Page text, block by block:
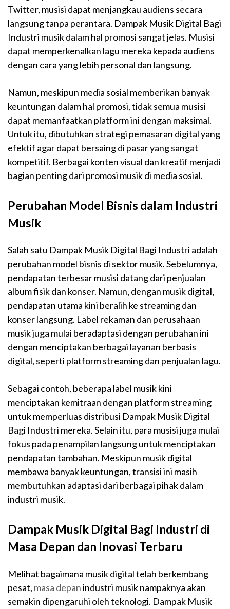
Twitter, musisi dapat menjangkau audiens secara
langsung tanpa perantara. Dampak Musik Digital Bagi
Industri musik dalam hal promosi sangat jelas. Musisi
dapat memperkenalkan lagu mereka kepada audiens
dengan cara yang lebih personal dan langsung.
Namun, meskipun media sosial memberikan banyak
keuntungan dalam hal promosi, tidak semua musisi
dapat memanfaatkan platform ini dengan maksimal.
Untuk itu, dibutuhkan strategi pemasaran digital yang
efektif agar dapat bersaing di pasar yang sangat
kompetitif. Berbagai konten visual dan kreatif menjadi
bagian penting dari promosi musik di media sosial.
Perubahan Model Bisnis dalam Industri
Musik
Salah satu Dampak Musik Digital Bagi Industri adalah
perubahan model bisnis di sektor musik. Sebelumnya,
pendapatan terbesar musisi datang dari penjualan
album fisik dan konser. Namun, dengan musik digital,
pendapatan utama kini beralih ke streaming dan
konser langsung. Label rekaman dan perusahaan
musik juga mulai beradaptasi dengan perubahan ini
dengan menciptakan berbagai layanan berbasis
digital, seperti platform streaming dan penjualan lagu.
Sebagai contoh, beberapa label musik kini
menciptakan kemitraan dengan platform streaming
untuk memperluas distribusi Dampak Musik Digital
Bagi Industri mereka. Selain itu, para musisi juga mulai
fokus pada penampilan langsung untuk menciptakan
pendapatan tambahan. Meskipun musik digital
membawa banyak keuntungan, transisi ini masih
membutuhkan adaptasi dari berbagai pihak dalam
industri musik.
Dampak Musik Digital Bagi Industri di
Masa Depan dan Inovasi Terbaru
Melihat bagaimana musik digital telah berkembang
pesat, masa depanindustri musik nampaknya akan
semakin dipengaruhi oleh teknologi. Dampak Musik